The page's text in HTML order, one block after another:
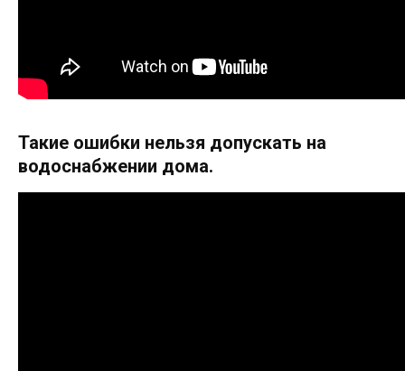
Такие ошибки нельзя допускать на
водоснабжении дома.